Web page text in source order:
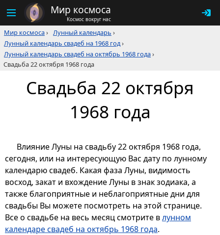
Мир космоса
Космос вокруг нас
Мир космоса› Лунный календарь ›
Лунный календарь свадеб на 1968 год›
Лунный календарь свадеб на октябрь 1968 года›
Свадьба 22 октября 1968 года
Свадьба 22 октября
1968 года
Влияние Луны на свадьбу 22 октября 1968 года,
сегодня, или на интересующую Вас дату по лунному
календарю свадеб. Какая фаза Луны, видимость
восход, закат и вхождение Луны в знак зодиака, а
также благоприятные и неблагоприятные дни для
свадьбы Вы можете посмотреть на этой странице.
Все о свадьбе на весь месяц смотрите влунном
календаре свадеб на октябрь 1968 года.